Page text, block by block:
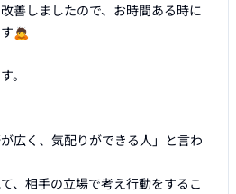
善しましたので、お時間ある時に
🙇
。
広く、気配りができる人」と言わ
、相手の立場で考え行動をするこ